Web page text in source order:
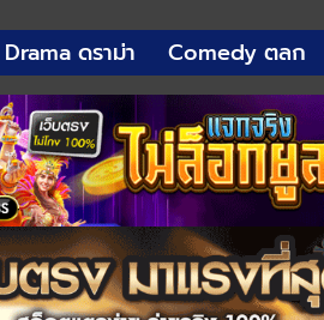
Drama ดราม่า Comedy ตลก